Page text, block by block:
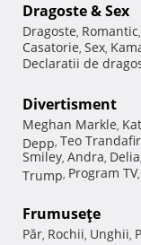
Dragoste & Sex
Dragoste, Romantic,
Casatorie, Sex,
Declaratii de
Divertisment
Meghan Markle,
Depp, Teo Trandafir
Smiley, Andra, Delia,
Trump, Program TV,
Frumuseţe
Păr, Rochii, Unghii,